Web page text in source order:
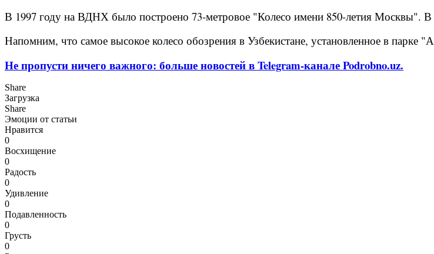
В 1997 году на ВДНХ было построено 73-метровое "Колесо имени 850-летия Москвы". В
Напомним, что самое высокое колесо обозрения в Узбекистане, установленное в парке
Не пропусти ничего важного: больше новостей в Telegram-канале Podrobno.uz.
Share
Загрузка
Share
Эмоции от статьи
Нравится
0
Восхищение
0
Радость
0
Удивление
0
Подавленность
0
Грусть
0